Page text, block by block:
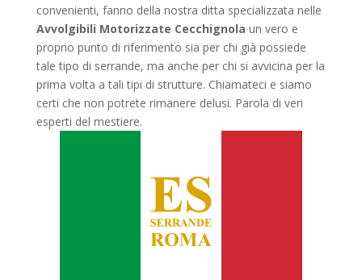
convenienti, fanno della nostra ditta specializzata nelle
Avvolgibili Motorizzate Cecchignola un vero e
proprio punto di riferimento sia per chi già possiede
tale tipo di serrande, ma anche per chi si avvicina per la
prima volta a tali tipi di strutture. Chiamateci e siamo
certi che non potrete rimanere delusi. Parola di veri
esperti del mestiere.